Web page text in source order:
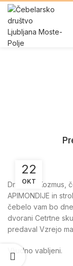
22
OKT
Dr. Peter Kozmus,
APIMONDIJE in
čebelo vam bo
dvorani Cetrtne
predaval Vzrejo
Vljudno vabljeni.